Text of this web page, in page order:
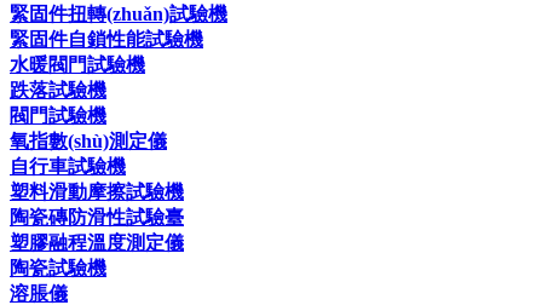
緊固件扭轉(zhuǎn)試驗機
緊固件自鎖性能試驗機
水暖閥門試驗機
跌落試驗機
閥門試驗機
氧指數(shù)測定儀
自行車試驗機
塑料滑動摩擦試驗機
陶瓷磚防滑性試驗臺
塑膠融程溫度測定儀
陶瓷試驗機
溶脹儀